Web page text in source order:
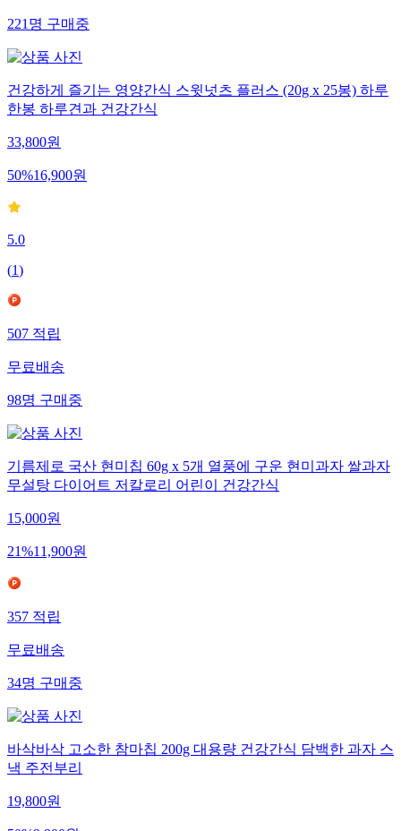
221명구매중
건강하게 즐기는 영양간식 스윗넛츠 플러스 (20g x 25봉) 하루
한봉 하루견과 건강간식
33,800원
50%16,900원
5.0
(1)
507적립
무료배송
98명구매중
기름제로 국산 현미칩 60g x 5개 열풍에 구운 현미과자 쌀과자
무설탕 다이어트 저칼로리 어린이 건강간식
15,000원
21%11,900원
357적립
무료배송
34명구매중
바삭바삭 고소한 참마칩 200g 대용량 건강간식 담백한 과자 스
낵 주전부리
19,800원